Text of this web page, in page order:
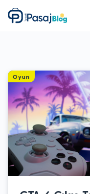
Oyun
Sağlık & Bakım
Ev & Yaşam
Akıllı Ev
Eğitim
Oyun